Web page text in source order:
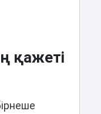
қажеті